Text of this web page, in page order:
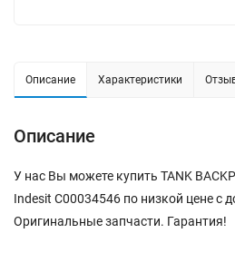
Описание Характеристики
Описание
У нас Вы можете купить TANK
Indesit C00034546 по низкой цене с
Оригинальные запчасти. Гарантия!